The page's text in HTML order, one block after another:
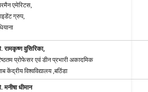
एमेरिटस,
ग्रुप,
रामकृष्ण वुसिरिका,
प्रोफेसर एवं डीन प्रभारी अकादमिक
केंद्रीय विश्वविद्यालय ,बठिंडा
मनीषा धीमान